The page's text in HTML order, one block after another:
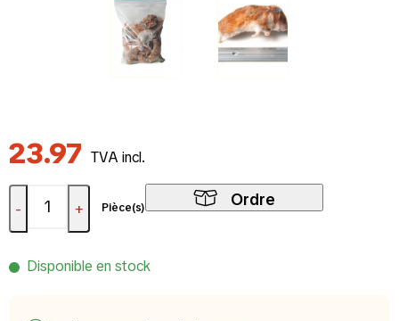
23.97 TVA incl.
- + Pièce(s) Ordre
Disponible en stock